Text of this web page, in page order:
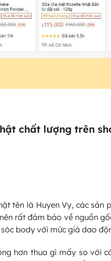
chất lượng trên
tên là Huyen Vy, các sản
rất đảm bảo về nguồn
body với mức giá dao
hơn thua gì mấy so với